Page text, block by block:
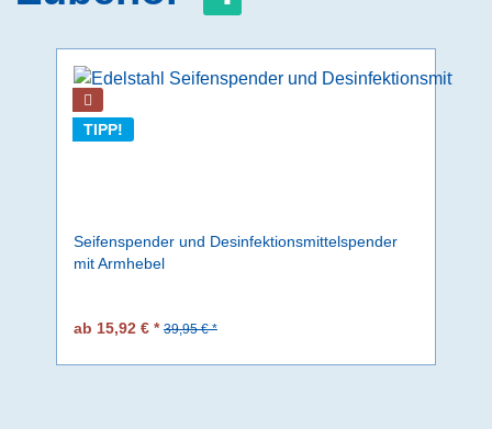
TIPP!
Seifenspender und Desinfektionsmittelspender
mit Armhebel
ab 15,92 € * 39,95 € *